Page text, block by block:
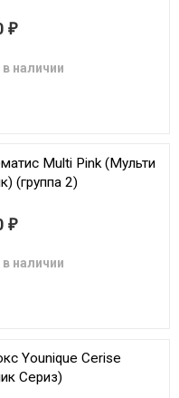
₽
наличии
Multi Pink (Мульти
(группа 2)
₽
в наличии
Younique Cerise
Сериз)